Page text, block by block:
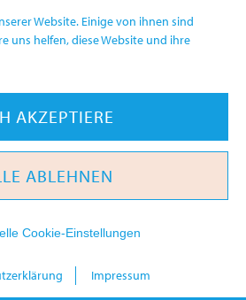
Website. Einige von ihnen sind
uns helfen, diese Website und ihre
AKZEPTIERE
ABLEHNEN
Cookie-Einstellungen
Impressum